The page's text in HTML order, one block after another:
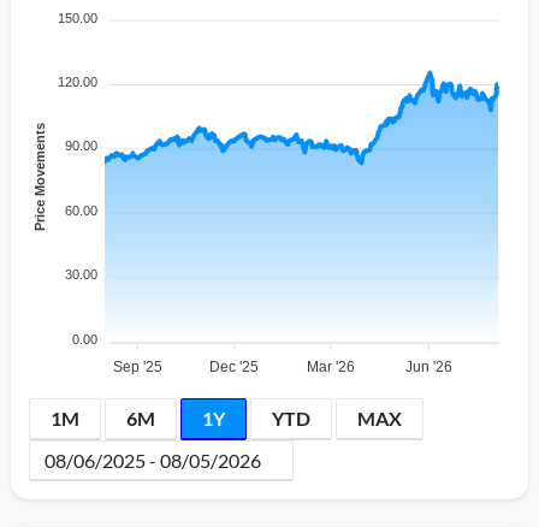
Sep '25 Dec '25 Mar '26 Jun '26
150.00
120.00
90.00
60.00
30.00
0.00
Price Movements
1M 6M 1Y YTD MAX